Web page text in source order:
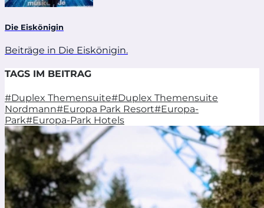
Die Eiskönigin
Beiträge in Die Eiskönigin.
TAGS IM BEITRAG
#Duplex Themensuite#Duplex Themensuite
Nordmann#Europa Park Resort#Europa-
Park#Europa-Park Hotels